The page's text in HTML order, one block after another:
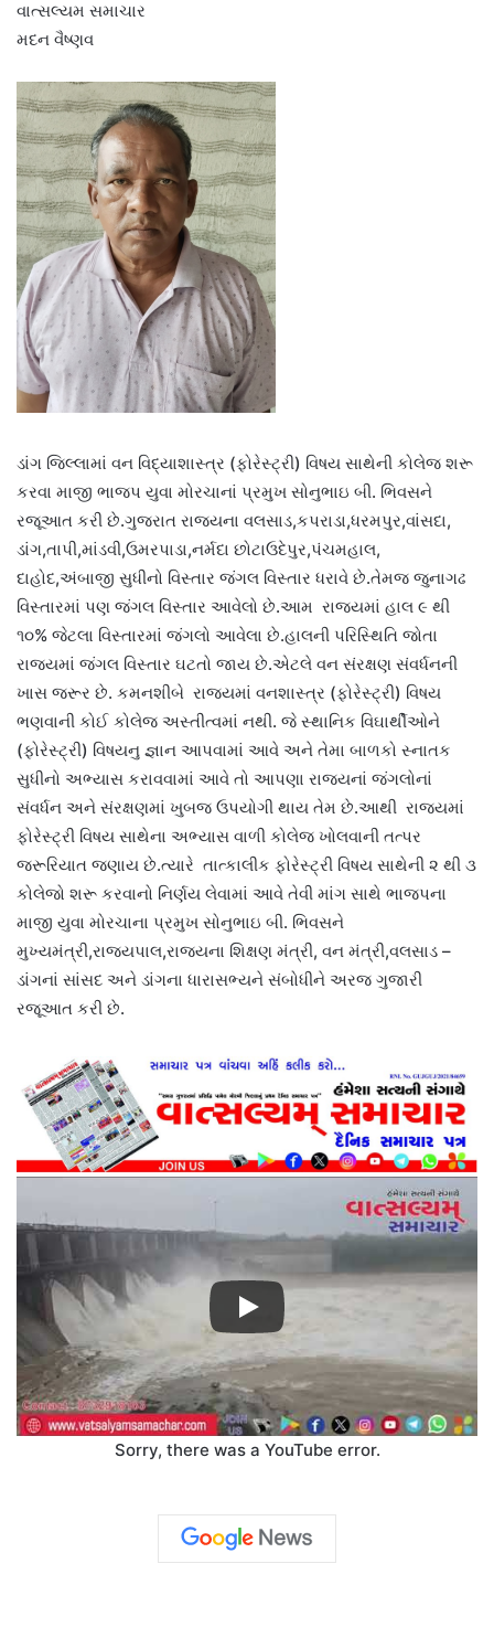
વાત્સલ્યમ સમાચાર
મદન વૈષ્ણવ
ડાંગ જિલ્લામાં વન વિદ્યાશાસ્ત્ર (ફોરેસ્ટ્રી) વિષય સાથેની કોલેજ શરૂ
કરવા માજી ભાજપ યુવા મોરચાનાં પ્રમુખ સોનુભાઇ બી. ભિવસને
રજૂઆત કરી છે.ગુજરાત રાજયના વલસાડ,કપરાડા,ધરમપુર,વાંસદા,
ડાંગ,તાપી,માંડવી,ઉમરપાડા,નર્મદા છોટાઉદેપુર,પંચમહાલ,
દાહોદ,અંબાજી સુધીનો વિસ્તાર જંગલ વિસ્તાર ધરાવે છે.તેમજ જુનાગઢ
વિસ્તારમાં પણ જંગલ વિસ્તાર આવેલો છે.આમ રાજયમાં હાલ ૯ થી
૧૦% જેટલા વિસ્તારમાં જંગલો આવેલા છે.હાલની પરિસ્થિતિ જોતા
રાજયમાં જંગલ વિસ્તાર ઘટતો જાય છે.એટલે વન સંરક્ષણ સંવર્ધનની
ખાસ જરૂર છે. કમનશીબે રાજયમાં વનશાસ્ત્ર (ફોરેસ્ટ્રી) વિષય
ભણવાની કોઈ કોલેજ અસ્તીત્વમાં નથી. જે સ્થાનિક વિઘાર્થીઓને
(ફોરેસ્ટ્રી) વિષયનુ જ્ઞાન આપવામાં આવે અને તેમા બાળકો સ્નાતક
સુધીનો અભ્યાસ કરાવવામાં આવે તો આપણા રાજયનાં જંગલોનાં
સંવર્ધન અને સંરક્ષણમાં ખુબજ ઉપયોગી થાય તેમ છે.આથી રાજયમાં
ફોરેસ્ટ્રી વિષય સાથેના અભ્યાસ વાળી કોલેજ ખોલવાની તત્પર
જરૂરિયાત જણાય છે.ત્યારે તાત્કાલીક ફોરેસ્ટ્રી વિષય સાથેની ૨ થી ૩
કોલેજો શરૂ કરવાનો નિર્ણય લેવામાં આવે તેવી માંગ સાથે ભાજપના
માજી યુવા મોરચાના પ્રમુખ સોનુભાઇ બી. ભિવસને
મુખ્યમંત્રી,રાજ્યપાલ,રાજ્યના શિક્ષણ મંત્રી, વન મંત્રી,વલસાડ –
ડાંગનાં સાંસદ અને ડાંગના ધારાસભ્યને સંબોધીને અરજ ગુજારી
રજૂઆત કરી છે.
Sorry, there was a YouTube error.